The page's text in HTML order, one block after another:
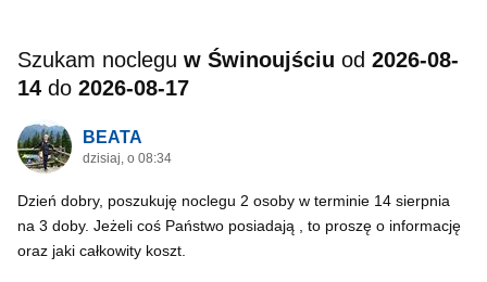
Szukam noclegu w Świnoujściu od 2026-08-
14 do 2026-08-17
BEATA
dzisiaj, o 08:34
Dzień dobry, poszukuję noclegu 2 osoby w terminie 14 sierpnia
na 3 doby. Jeżeli coś Państwo posiadają , to proszę o informację
oraz jaki całkowity koszt.